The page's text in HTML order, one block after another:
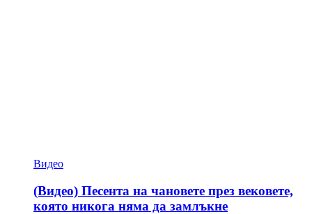
Видео
(Видео) Песента на чановете през вековете,
която никога няма да замлъкне